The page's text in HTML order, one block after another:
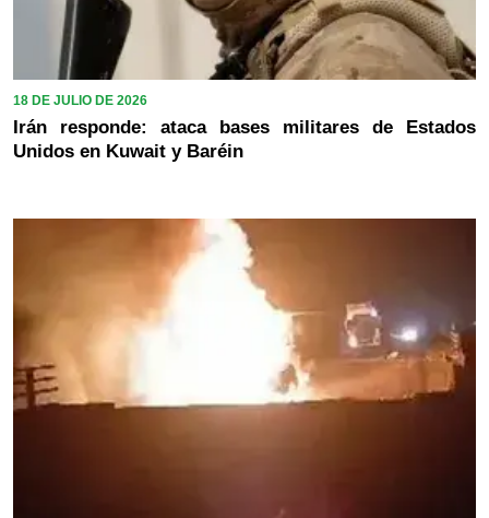
18 DE JULIO DE 2026
Irán responde: ataca bases militares de Estados
Unidos en Kuwait y Baréin